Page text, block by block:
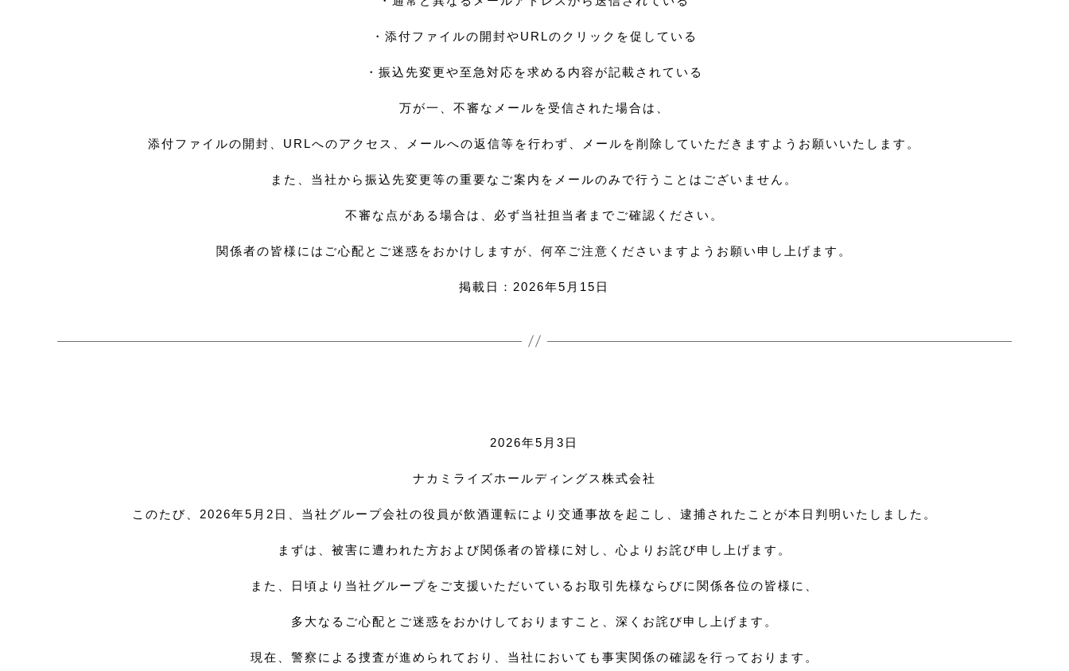
・添付ファイルの開封やURLのクリックを促している
・振込先変更や至急対応を求める内容が記載されている
万が一、不審なメールを受信された場合は、
添付ファイルの開封、URLへのアクセス、メールへの返信等を行わず、メールを削除していただきますようお願いいたします。
また、当社から振込先変更等の重要なご案内をメールのみで行うことはございません。
不審な点がある場合は、必ず当社担当者までご確認ください。
関係者の皆様にはご心配とご迷惑をおかけしますが、何卒ご注意くださいますようお願い申し上げます。
掲載日：2026年5月15日
2026年5月3日
ナカミライズホールディングス株式会社
このたび、2026年5月2日、当社グループ会社の役員が飲酒運転により交通事故を起こし、逮捕されたことが本日判明いたしました。
まずは、被害に遭われた方および関係者の皆様に対し、心よりお詫び申し上げます。
また、日頃より当社グループをご支援いただいているお取引先様ならびに関係各位の皆様に、
多大なるご心配とご迷惑をおかけしておりますこと、深くお詫び申し上げます。
現在、警察による捜査が進められており、当社においても事実関係の確認を行っております。